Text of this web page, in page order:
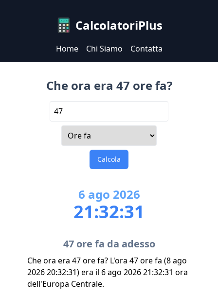
CalcolatoriPlus
Home Chi Siamo Contatta
Che ora era 47 ore fa?
Calcola
6 ago 2026
21:32:31
47 ore fa da adesso
Che ora era 47 ore fa? L'ora 47 ore fa (8 ago
2026 20:32:31) era il 6 ago 2026 21:32:31 ora
dell'Europa Centrale.